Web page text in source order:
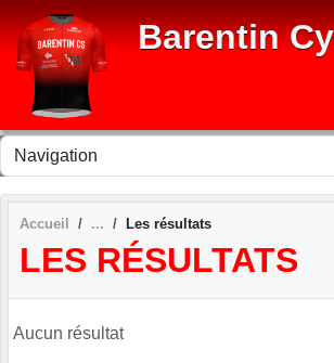
Barentin
Accueil Les résultats
LES RÉSULTATS
Aucun résultat
Panneau de gestion des cookies